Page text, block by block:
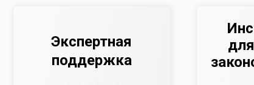
Экспертная
поддержка